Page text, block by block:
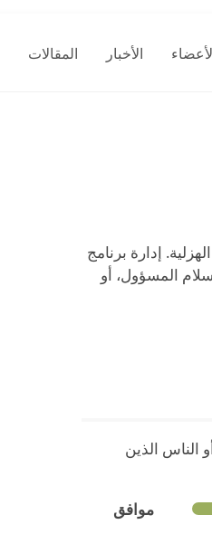
المقالات الأخبار
إدارة برنامج
المسؤول، أو
الناس الذين
موافق